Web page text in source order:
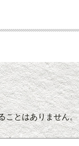
ことはありません。